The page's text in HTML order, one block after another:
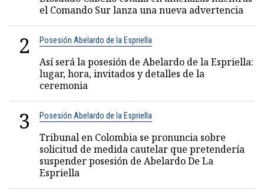
el Comando Sur lanza una nueva advertencia
2 Posesión Abelardo de la Espriella
Así será la posesión de Abelardo de la Espriella:
lugar, hora, invitados y detalles de la
ceremonia
3 Posesión Abelardo de la Espriella
Tribunal en Colombia se pronuncia sobre
solicitud de medida cautelar que pretendería
suspender posesión de Abelardo De La
Espriella